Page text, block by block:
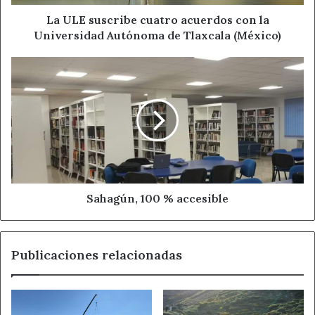
Ahora León Compromiso Social
FECLEM
Autónoma
Tlaxcala
La ULE suscribe cuatro acuerdos con la
Universidad Autónoma de Tlaxcala (México)
100
%
accesible
Sahagún, 100 % accesible
Publicaciones relacionadas